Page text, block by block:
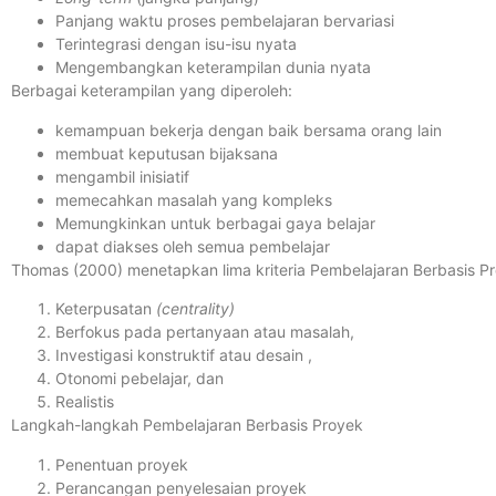
Panjang waktu proses pembelajaran bervariasi
Terintegrasi dengan isu-isu nyata
Mengembangkan keterampilan dunia nyata
Berbagai keterampilan yang diperoleh:
kemampuan bekerja dengan baik bersama orang lain
membuat keputusan bijaksana
mengambil inisiatif
memecahkan masalah yang kompleks
Memungkinkan untuk berbagai gaya belajar
dapat diakses oleh semua pembelajar
Thomas (2000) menetapkan lima kriteria Pembelajaran Berbasis
Keterpusatan (centrality)
Berfokus pada pertanyaan atau masalah,
Investigasi konstruktif atau desain ,
Otonomi pebelajar, dan
Realistis
Langkah-langkah Pembelajaran Berbasis Proyek
Penentuan proyek
Perancangan penyelesaian proyek